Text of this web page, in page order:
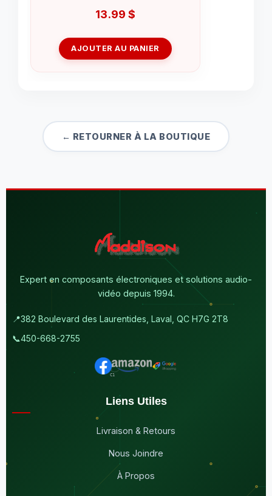
13.99 $
AJOUTER AU PANIER
← RETOURNER À LA BOUTIQUE
Expert en composants électroniques et solutions audio-
vidéo depuis 1994.
📍382 Boulevard des Laurentides, Laval, QC H7G 2T8
📞450-668-2755
Liens Utiles
Livraison & Retours
Nous Joindre
À Propos